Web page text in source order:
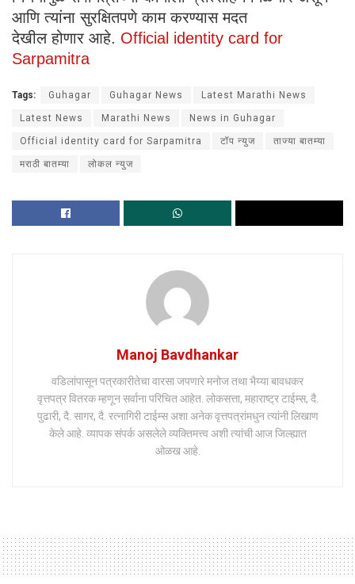
आणि त्यांना सुरक्षितपणे काम करण्यास मदत
देखील होणार आहे. Official identity card for
Sarpamitra
Tags: Guhagar Guhagar News Latest Marathi News
Latest News Marathi News News in Guhagar
Official identity card for Sarpamitra टॉप न्युज ताज्या बातम्या
मराठी बातम्या लोकल न्युज
Manoj Bavdhankar
वडिलांपासून पत्रकारीतेचा वारसा जपणारे मनोज तथा भैय्या बावधकर
वृत्तपत्र वितरक म्हणून सर्वाना परिचित आहेत. लोकसत्ता, महाराष्ट्र टाईम्स, दै.
पुढारी, दै. सागर, दै. रत्नागिरी टाईम्स अशा अनेक वृत्तपत्रांमधुन त्यांनी लिखाण
केले आहे. व्यापक संपर्क असलेले व्यक्तिमत्त्व अशी त्यांची आज जिल्ह्यात
ओळख आहे.